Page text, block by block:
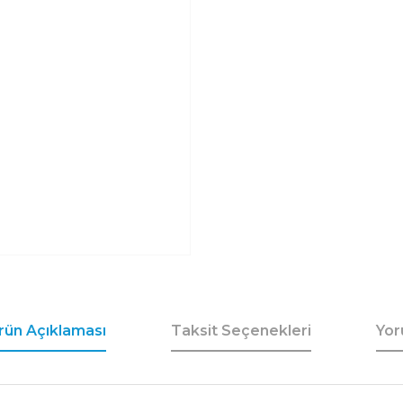
Açıklaması Taksit Seçenekleri